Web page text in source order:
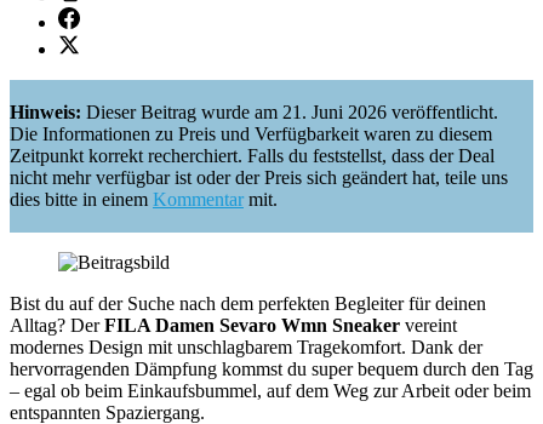
Hinweis: Dieser Beitrag wurde am 21. Juni 2026 veröffentlicht.
Die Informationen zu Preis und Verfügbarkeit waren zu diesem
Zeitpunkt korrekt recherchiert. Falls du feststellst, dass der Deal
nicht mehr verfügbar ist oder der Preis sich geändert hat, teile uns
dies bitte in einem Kommentarmit.
Bist du auf der Suche nach dem perfekten Begleiter für deinen
Alltag? DerFILA Damen Sevaro Wmn Sneaker vereint
modernes Design mit unschlagbarem Tragekomfort. Dank der
hervorragenden Dämpfung kommst du super bequem durch den Tag
– egal ob beim Einkaufsbummel, auf dem Weg zur Arbeit oder beim
entspannten Spaziergang.